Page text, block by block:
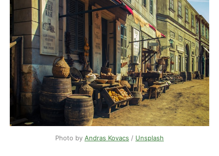
Photo by Andras Kovacs / Unsplash